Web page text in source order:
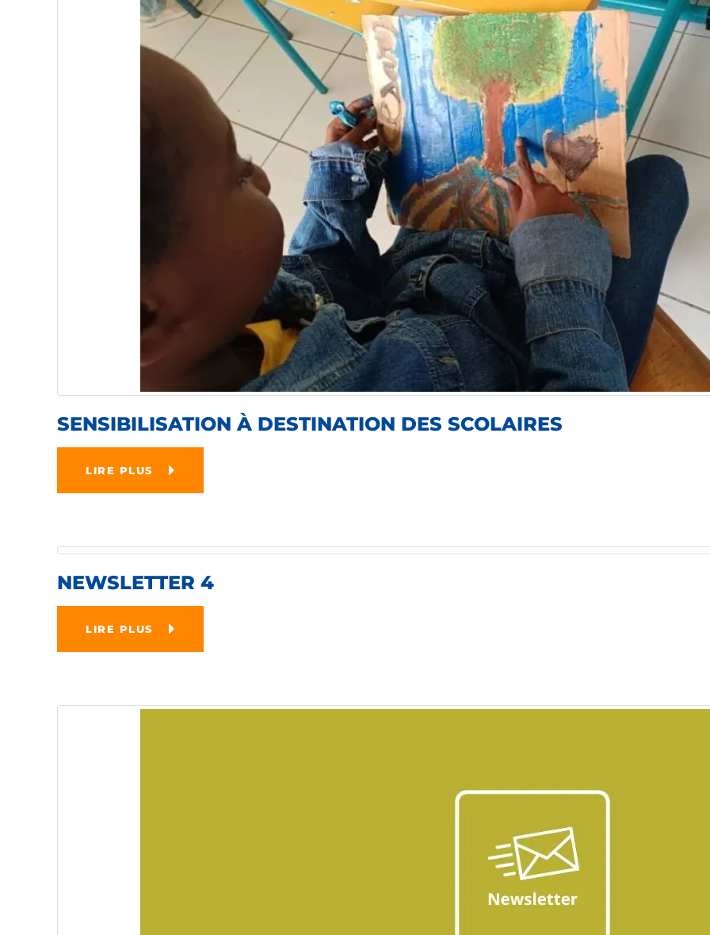
SENSIBILISATION À DESTINATION DES SCOLAIRES
LIRE PLUS
NEWSLETTER 4
LIRE PLUS